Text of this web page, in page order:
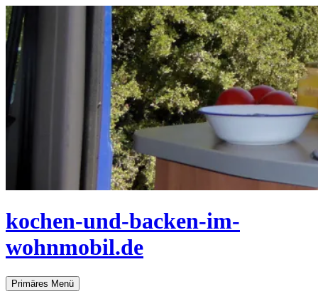
Zum
Inhalt
springen
kochen-und-backen-im-
wohnmobil.de
Suchen
Primäres Menü